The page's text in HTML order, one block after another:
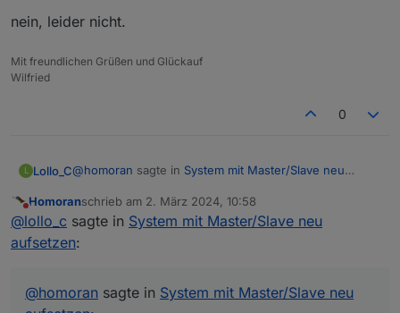
nein, leider nicht.
Mit freundlichen Grüßen und Glückauf
Wilfried
0
L Lollo_C@homoran sagte in System mit Master/Slave neu
und läuft's jetzt?
Nicht stören
Homoranschrieb am 2. März 2024, 10:58
zuletzt editiert von
@lollo_c sagte in System mit Master/Slave neu
aufsetzen:
@homoran sagte in System mit Master/Slave neu